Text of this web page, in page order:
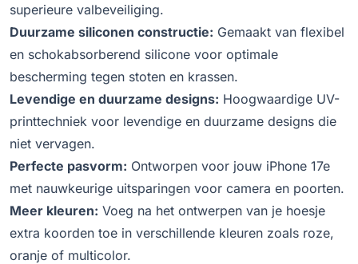
superieure valbeveiliging.
Duurzame siliconen constructie: Gemaakt van flexibel
en schokabsorberend silicone voor optimale
bescherming tegen stoten en krassen.
Levendige en duurzame designs: Hoogwaardige UV-
printtechniek voor levendige en duurzame designs die
niet vervagen.
Perfecte pasvorm: Ontworpen voor jouw iPhone 17e
met nauwkeurige uitsparingen voor camera en poorten.
Meer kleuren: Voeg na het ontwerpen van je hoesje
extra koorden toe in verschillende kleuren zoals roze,
oranje of multicolor.